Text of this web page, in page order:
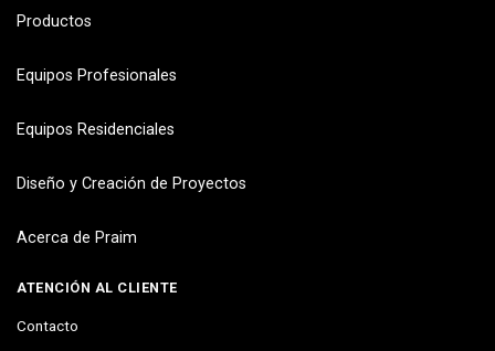
Productos
Equipos Profesionales
Equipos Residenciales
Diseño y Creación de Proyectos
Acerca de Praim
ATENCIÓN AL CLIENTE
Contacto